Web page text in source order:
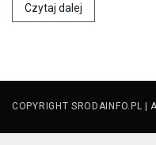
Czytaj dalej
COPYRIGHT SRODAINFO.PL |